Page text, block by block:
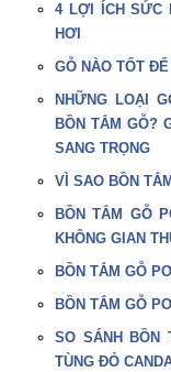
4 LỢI ÍCH SỨC
HƠI
GỖ NÀO TỐT
NHỮNG LOẠI
BỒN TẮM GỖ?
SANG TRỌNG
VÌ SAO BỒN
BỒN TẮM GỖ
KHÔNG GIAN
BỒN TẮM GỖ
BỒN TẮM GỖ
SO SÁNH BỒN
TÙNG ĐỎ